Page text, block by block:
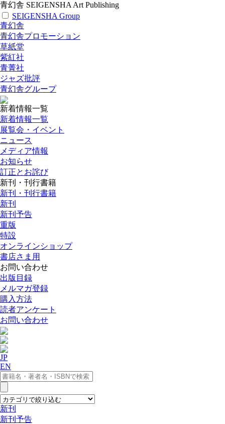
青幻舎 SEIGENSHA Art Publishing
SEIGENSHA Group
青幻舎
青幻舎プロモーション
草紙堂
紫紅社
青菁社
ジャズ批評
青幻舎グループ
新着情報一覧
新着情報一覧
展覧会・イベント
ニュース
メディア情報
お知らせ
訂正とお詫び
新刊・刊行書籍
新刊・刊行書籍
新刊
新刊予告
重版
特設
オンラインショップ
書店さま用
お問い合わせ
出版目録
メルマガ登録
購入方法
読者アンケート
お問い合わせ
JP
EN
新刊
新刊予告